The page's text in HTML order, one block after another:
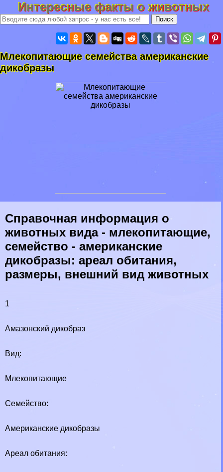
Интересные факты о животных
Млекопитающие семейства американские
дикобразы
Справочная информация о
животных вида - млекопитающие,
семейство - американские
дикобразы: ареал обитания,
размеры, внешний вид животных
1
Амaзoнский дикобраз
Вид:
Млекопитающие
Семейство:
Американские дикобразы
Ареал обитания: